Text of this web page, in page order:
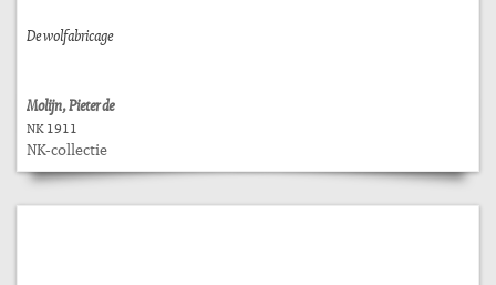
De wolfabricage
Molijn, Pieter de
NK 1911
NK-collectie